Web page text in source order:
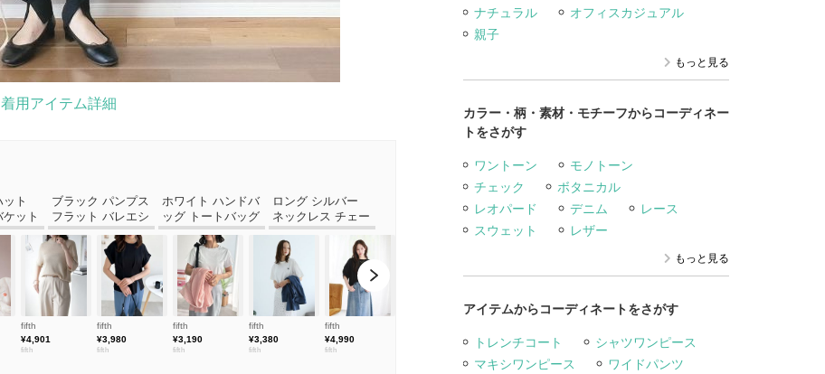
着用アイテム詳細
ナチュラル
オフィスカジュアル
親子
もっと見る
カラー・柄・素材・モチーフからコーディネー
トをさがす
ワントーン
モノトーン
チェック
ボタニカル
レオパード
デニム
レース
スウェット
レザー
もっと見る
アイテムからコーディネートをさがす
トレンチコート
シャツワンピース
マキシワンピース
ワイドパンツ